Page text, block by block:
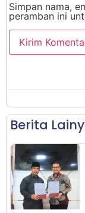
Simpan nama,
peramban ini
Berita